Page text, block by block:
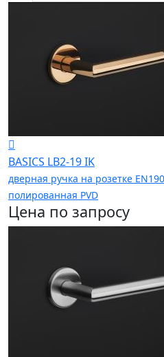
BASICS LB2-19 IK
дверная ручка на розетке
полированная PVD
Цена по запросу